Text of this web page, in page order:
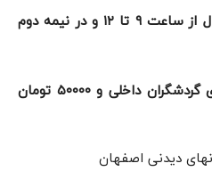
ساعت ورودی: در نیمه اول سال از ساعت ۹ تا ۱۲ و در نیمه دوم
هزینه ورودی: ۵۰۰۰ تومان برای گردشگران داخلی و ۵۰۰۰۰ تومان